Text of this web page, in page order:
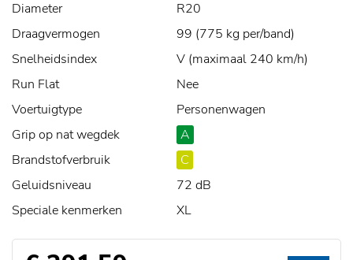
Diameter
R20
Draagvermogen
99 (775 kg per/band)
Snelheidsindex
V (maximaal 240 km/h)
Run Flat
Nee
Voertuigtype
Personenwagen
Grip op nat wegdek
A
Brandstofverbruik
C
Geluidsniveau
72 dB
Speciale kenmerken
XL